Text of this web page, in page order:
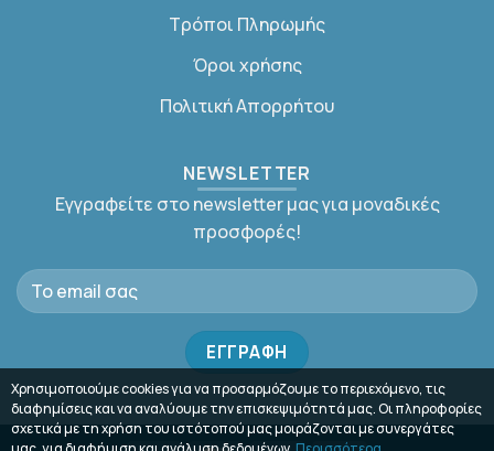
Τρόποι Πληρωμής
Όροι χρήσης
Πολιτική Απορρήτου
NEWSLETTER
Εγγραφείτε στο newsletter μας για μοναδικές
προσφορές!
Χρησιμοποιούμε cookies για να προσαρμόζουμε το περιεχόμενο, τις
διαφημίσεις και να αναλύουμε την επισκεψιμότητά μας. Οι πληροφορίες
σχετικά με τη χρήση του ιστότοπού μας μοιράζονται με συνεργάτες